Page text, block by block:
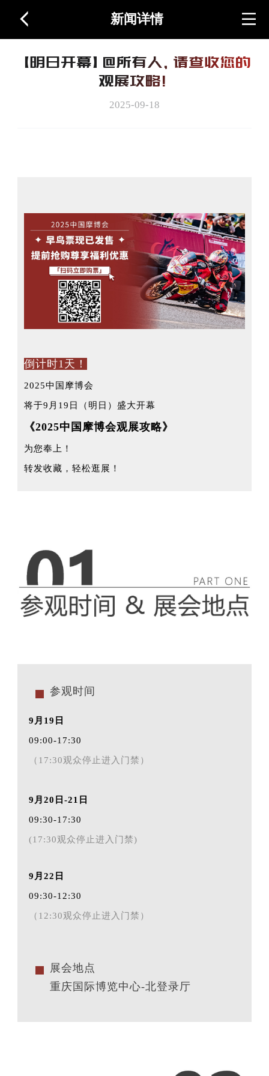
新闻详情
首页
联系我们
中文 Español
【明日开幕】@所有人，请查收您的
观展攻略！
2025-09-18
倒计时1天！
2025中国 摩博会
将于9月19日（明日）盛大开幕
《2025中国摩博会观展攻略》
为您奉上！
转发收藏，轻松逛展！
参观时间
9月19日
09:00-17:30
（17:30观众停止进入门禁）
9月20日-21日
09:30-17:30
(17:30观众停止进入门禁)
9月22日
09:30-12:30
（12:30观众停止进入门禁）
展会地点
重庆国际博览中心-北登录厅